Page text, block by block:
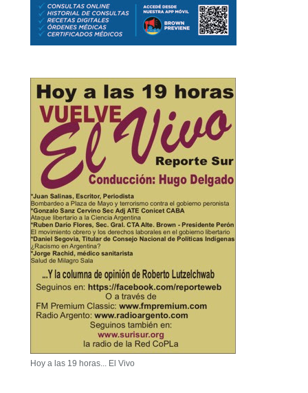
Hoy a las 19 horas... El Vivo